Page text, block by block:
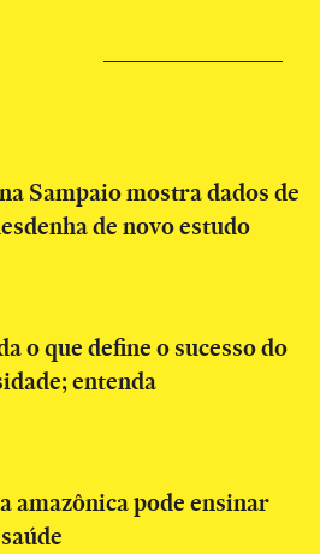
Sampaio mostra dados de
de novo estudo
o que define o sucesso do
entenda
amazônica pode ensinar